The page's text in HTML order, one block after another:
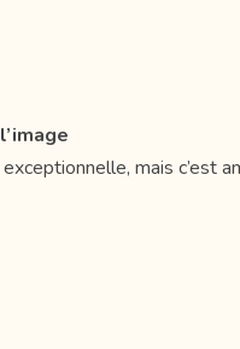
exceptionnelle, mais